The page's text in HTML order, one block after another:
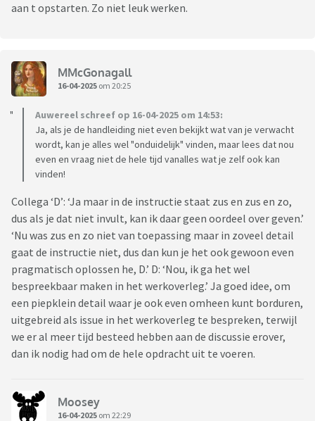
aan t opstarten. Zo niet leuk werken.
MMcGonagall
16-04-2025 om 20:25
Auwereel schreef op 16-04-2025 om 14:53:
Ja, als je de handleiding niet even bekijkt wat van je verwacht
wordt, kan je alles wel "onduidelijk" vinden, maar lees dat nou
even en vraag niet de hele tijd vanalles wat je zelf ook kan
vinden!
Collega ‘D’: ‘Ja maar in de instructie staat zus en zus en zo,
dus als je dat niet invult, kan ik daar geen oordeel over geven.’
‘Nu was zus en zo niet van toepassing maar in zoveel detail
gaat de instructie niet, dus dan kun je het ook gewoon even
pragmatisch oplossen he, D.’ D: ‘Nou, ik ga het wel
bespreekbaar maken in het werkoverleg.’ Ja goed idee, om
een piepklein detail waar je ook even omheen kunt borduren,
uitgebreid als issue in het werkoverleg te bespreken, terwijl
we er al meer tijd besteed hebben aan de discussie erover,
dan ik nodig had om de hele opdracht uit te voeren.
Moosey
16-04-2025 om 22:29